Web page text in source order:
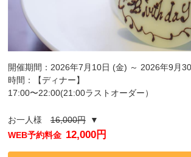
開催期間：2026年7月10日 (金) ～ 2026年9月
時間：【ディナー】
17:00〜22:00(21:00ラストオーダー）
お一人様16,000円▼
WEB予約料金 12,000円